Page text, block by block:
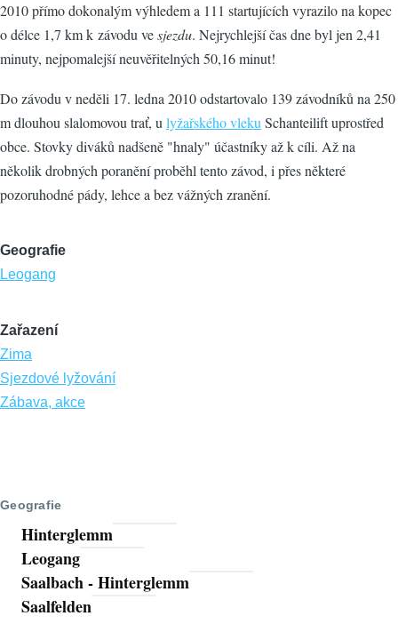
2010 přímo dokonalým výhledem a 111 startujících vyrazilo na kopec
o délce 1,7 km k závodu vesjezdu. Nejrychlejší čas dne byl jen 2,41
minuty, nejpomalejší neuvěřitelných 50,16 minut!
Do závodu v neděli 17. ledna 2010 odstartovalo 139 závodníků na 250
m dlouhou slalomovou trať, u lyžařského vleku Schanteilift uprostřed
obce. Stovky diváků nadšeně "hnaly" účastníky až k cíli. Až na
několik drobných poranění proběhl tento závod, i přes některé
pozoruhodné pády, lehce a bez vážných zranění.
Geografie
Leogang
Zařazení
Zima
Sjezdové lyžování
Zábava, akce
Geografie
Hinterglemm
Leogang
Saalbach - Hinterglemm
Saalfelden